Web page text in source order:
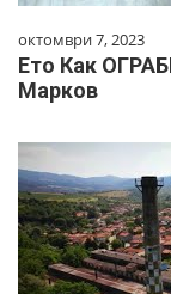
октомври 7, 2023
Ето Как
Марков